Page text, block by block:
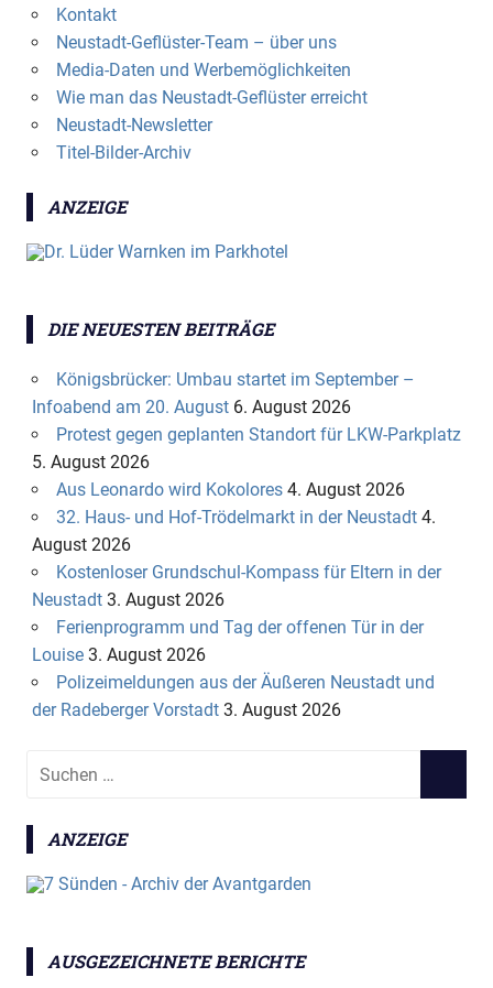
Kontakt
Neustadt-Geflüster-Team – über uns
Media-Daten und Werbemöglichkeiten
Wie man das Neustadt-Geflüster erreicht
Neustadt-Newsletter
Titel-Bilder-Archiv
ANZEIGE
DIE NEUESTEN BEITRÄGE
Königsbrücker: Umbau startet im September –
Infoabend am 20. August 6. August 2026
Protest gegen geplanten Standort für LKW-Parkplatz
5. August 2026
Aus Leonardo wird Kokolores 4. August 2026
32. Haus- und Hof-Trödelmarkt in der Neustadt 4.
August 2026
Kostenloser Grundschul-Kompass für Eltern in der
Neustadt 3. August 2026
Ferienprogramm und Tag der offenen Tür in der
Louise 3. August 2026
Polizeimeldungen aus der Äußeren Neustadt und
der Radeberger Vorstadt 3. August 2026
e
ANZEIGE
AUSGEZEICHNETE BERICHTE